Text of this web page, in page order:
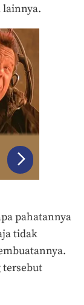
lainnya.
pahatannya
tidak
tersebut